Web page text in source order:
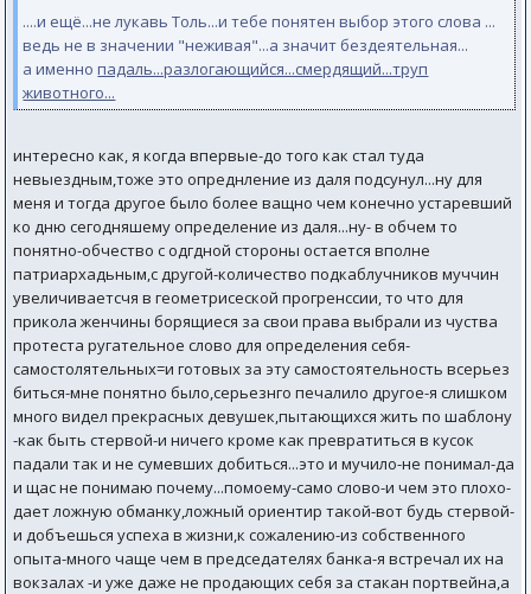
....и ещё...не лукавь Толь...и тебе понятен выбор этого слова ...
ведь не в значении "неживая"...а значит бездеятельная...
а именнопадаль...разлогающийся...смердящий...труп
животного...
интересно как, я когда впервые-до того как стал туда
невыездным,тоже это опреднление из даля подсунул...ну для
меня и тогда другое было более ващно чем конечно устаревший
ко дню сегодняшему определение из даля...ну- в обчем то
понятно-обчество с одгдной стороны остается вполне
патриархадьным,с другой-количество подкаблучников муччин
увеличиваетсчя в геометрисеской прогренссии, то что для
прикола женчины борящиеся за свои права выбрали из чуства
протеста ругательное слово для определения себя-
самостолятельных=и готовых за эту самостоятельность всерьез
биться-мне понятно было,серьезнго печалило другое-я слишком
много видел прекрасных девушек,пытающихся жить по шаблону
-как быть стервой-и ничего кроме как превратиться в кусок
падали так и не сумевших добиться...это и мучило-не понимал-да
и щас не понимаю почему...помоему-само слово-и чем это плохо-
дает ложную обманку,ложный ориентир такой-вот будь стервой-
и добъешься успеха в жизни,к сожалению-из собственного
опыта-много чаще чем в председателях банка-я встречал их на
вокзалах -и уже даже не продающих себя за стакан портвейна,а